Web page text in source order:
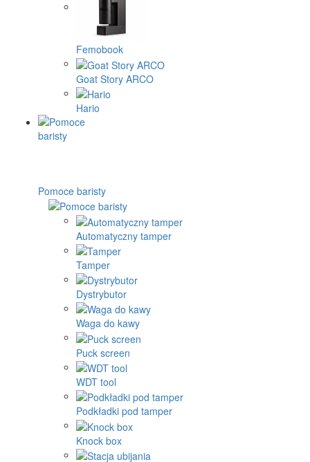
Femobook
Goat Story ARCO
Hario
Pomoce baristy
Automatyczny tamper
Tamper
Dystrybutor
Waga do kawy
Puck screen
WDT tool
Podkładki pod tamper
Knock box